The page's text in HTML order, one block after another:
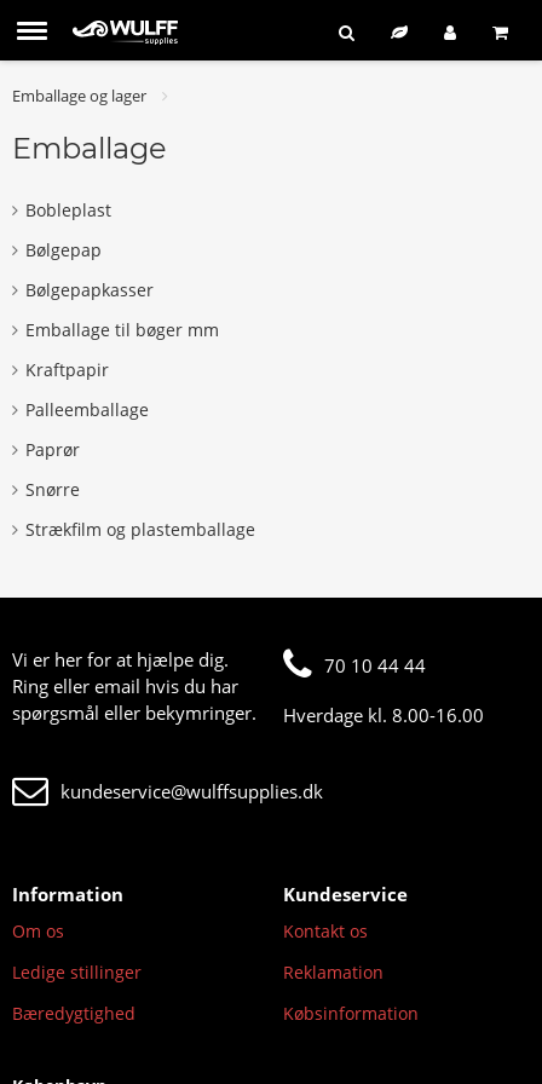
Emballage og lager
Emballage
Bobleplast
Bølgepap
Bølgepapkasser
Emballage til bøger mm
Kraftpapir
Palleemballage
Paprør
Snørre
Strækfilm og plastemballage
Vi er her for at hjælpe dig.
Ring eller email hvis du har
spørgsmål eller bekymringer.
70 10 44 44
Hverdage kl. 8.00-16.00
kundeservice@wulffsupplies.dk
Information
Om os
Ledige stillinger
Bæredygtighed
Kundeservice
Kontakt os
Reklamation
Købsinformation